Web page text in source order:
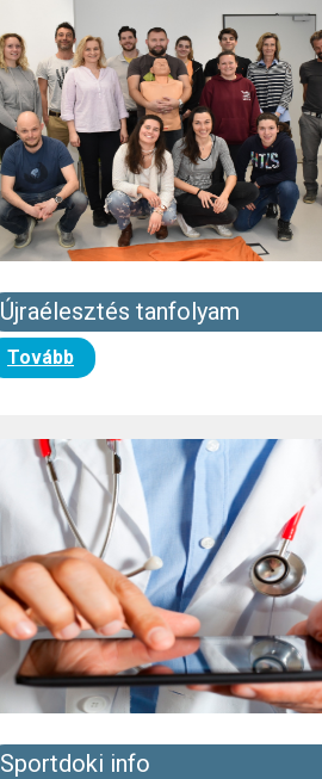
Újraélesztés tanfolyam
Tovább
Sportdoki info